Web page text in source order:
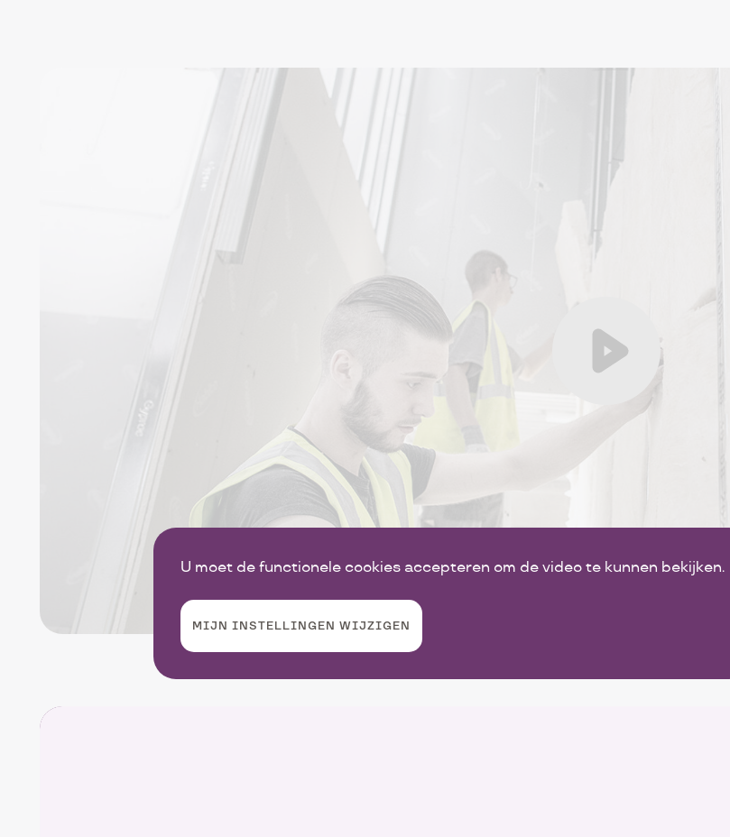
Onze afdeling Verbouwing en Renovatie in beeld
U moet de functionele cookies accepteren om de video te kunnen bekijken.
MIJN INSTELLINGEN WIJZIGEN